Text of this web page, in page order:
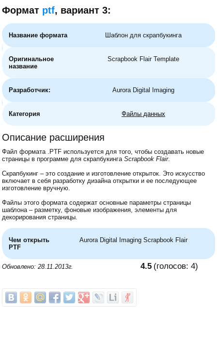
Формат ptf, вариант 3:
Название формата Шаблон для скрапбукинга
Оригинальное
название
Scrapbook Flair Template
Разработчик: Aurora Digital Imaging
Категория Файлы данных
Описание расширения
Файл формата .PTF используется для того, чтобы создавать новые
страницы в программе для скрапбукингаScrapbook Flair.
Скрапбукинг – это создание и изготовление открыток. Это искусство
включает в себя разработку дизайна открытки и ее последующее
изготовление вручную.
Файлы этого формата содержат основные параметры страницы
шаблона – разметку, фоновые изображения, элементы для
декорирования страницы.
Чем открыть
PTF
Aurora Digital Imaging Scrapbook Flair
Обновлено: 28.11.2013г. 4.5 (голосов:4)